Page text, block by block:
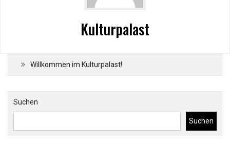
Kulturpalast
Willkommen im Kulturpalast!
Suchen
Suchen